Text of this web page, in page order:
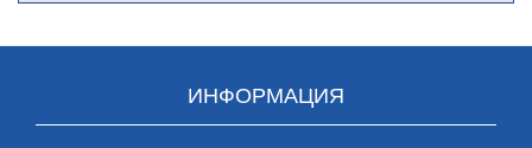
ИНФОРМАЦИЯ